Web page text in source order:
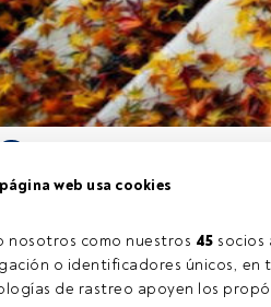
web usa cookies
nosotros como nuestros 45 socios
o identificadores únicos, en
de rastreo apoyen los
españolas, en los que
fondos de retorno total.